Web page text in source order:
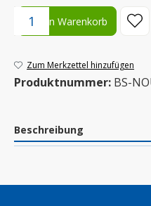
Produkt Anzahl: Gib den
In den Warenkorb
Zum Merkzettel hinzufügen
Produktnummer: BS-
Beschreibung